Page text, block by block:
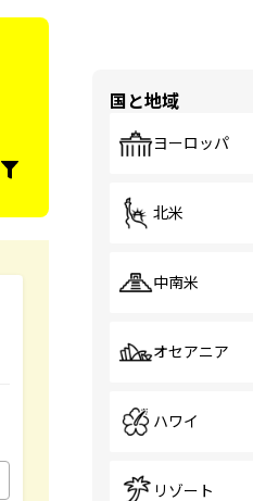
国と地域
ヨーロッパ
北米
中南米
オセアニア
ハワイ
リゾート